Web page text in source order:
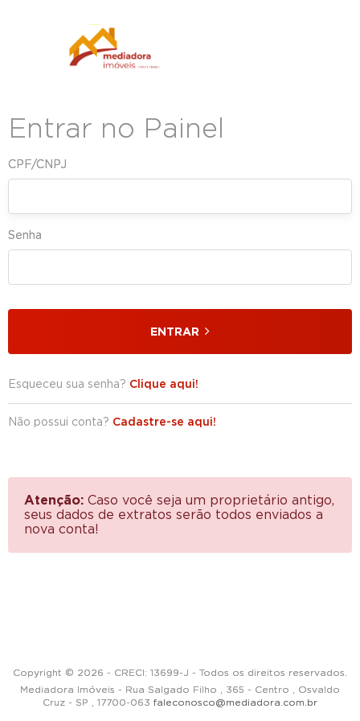
Entrar no Painel
CPF/CNPJ
Senha
ENTRAR
Esqueceu sua senha? Clique aqui!
Não possui conta? Cadastre-se aqui!
Atenção: Caso você seja um proprietário antigo,
seus dados de extratos serão todos enviados a
nova conta!
Copyright © 2026 - CRECI: 13699-J - Todos os direitos reservados.
Mediadora Imóveis - Rua Salgado Filho , 365 - Centro , Osvaldo
Cruz - SP , 17700-063 faleconosco@mediadora.com.br